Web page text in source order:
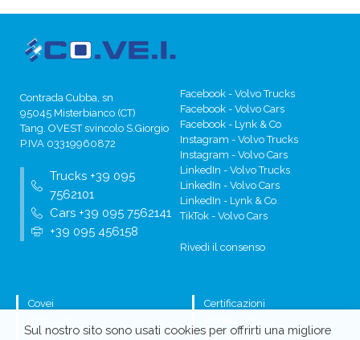
Contrada Cubba, sn
95045 Misterbianco (CT)
Tang. OVEST svincolo S.Giorgio
P.IVA 03319960872
Trucks +39 095
7562101
Cars +39 095 7562141
+39 095 456158
Facebook - Volvo Trucks
Facebook - Volvo Cars
Facebook - Lynk & Co
Instagram - Volvo Trucks
Instagram - Volvo Cars
LinkedIn - Volvo Trucks
LinkedIn - Volvo Cars
LinkedIn - Lynk & Co
TikTok - Volvo Cars
Rivedi il consenso
Covei
Volvo Trucks, Isuzu e Kögel
Certificazioni
Whistleblowing
Sul nostro sito sono usati cookies per offrirti una migliore